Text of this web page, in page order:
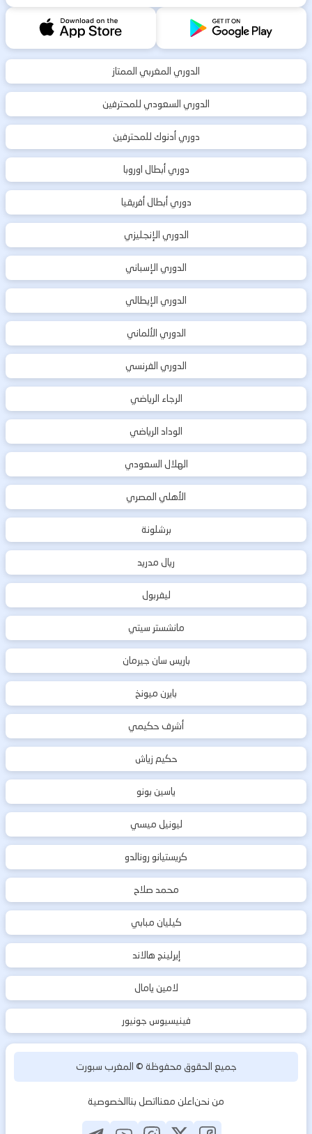
الدوري المغربي الممتاز
الدوري السعودي للمحترفين
دوري أدنوك للمحترفين
دوري أبطال اوروبا
دوري أبطال أفريقيا
الدوري الإنجليزي
الدوري الإسباني
الدوري الإيطالي
الدوري الألماني
الدوري الفرنسي
الرجاء الرياضي
الوداد الرياضي
الهلال السعودي
الأهلي المصري
برشلونة
ريال مدريد
ليفربول
مانشستر سيتي
باريس سان جيرمان
بايرن ميونخ
أشرف حكيمي
حكيم زياش
ياسين بونو
ليونيل ميسي
كريستيانو رونالدو
محمد صلاح
كيليان مبابي
إيرلينج هالاند
لامين يامال
فينيسيوس جونيور
جميع الحقوق محفوظة ©المغرب سبورت
من نحناعلن معنااتصل بناالخصوصية